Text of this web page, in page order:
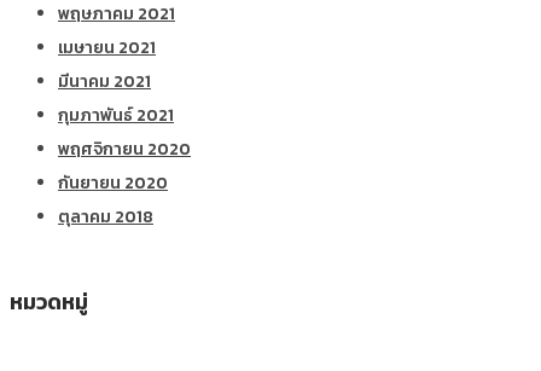
พฤษภาคม 2021
เมษายน 2021
มีนาคม 2021
กุมภาพันธ์ 2021
พฤศจิกายน 2020
กันยายน 2020
ตุลาคม 2018
หมวดหมู่